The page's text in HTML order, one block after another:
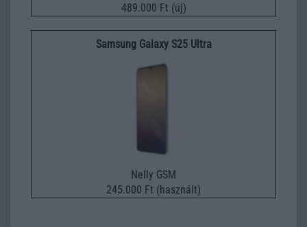
489.000 Ft (új)
Samsung Galaxy S25 Ultra
Nelly GSM
245.000 Ft (használt)